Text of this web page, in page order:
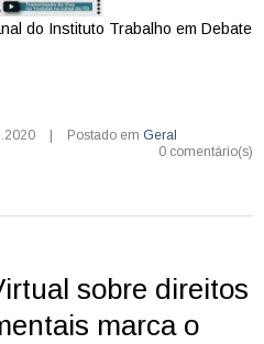
do Instituto Trabalho em Debate
Postado em Geral
0 comentário(s)
sobre direitos
marca o